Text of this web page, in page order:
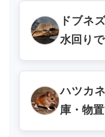
ドブネ
水回りで
ハツカ
庫・物置